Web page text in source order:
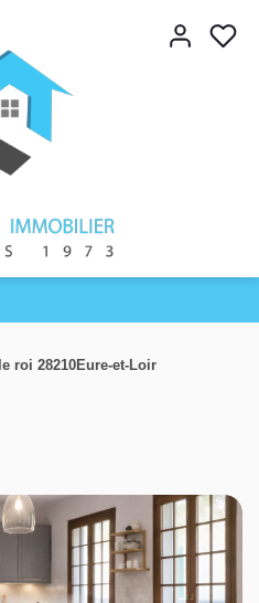
roi 28210Eure-et-Loir